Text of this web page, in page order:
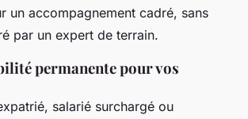
un accompagnement cadré, sans
par un expert de terrain.
permanente pour vos
salarié surchargé ou